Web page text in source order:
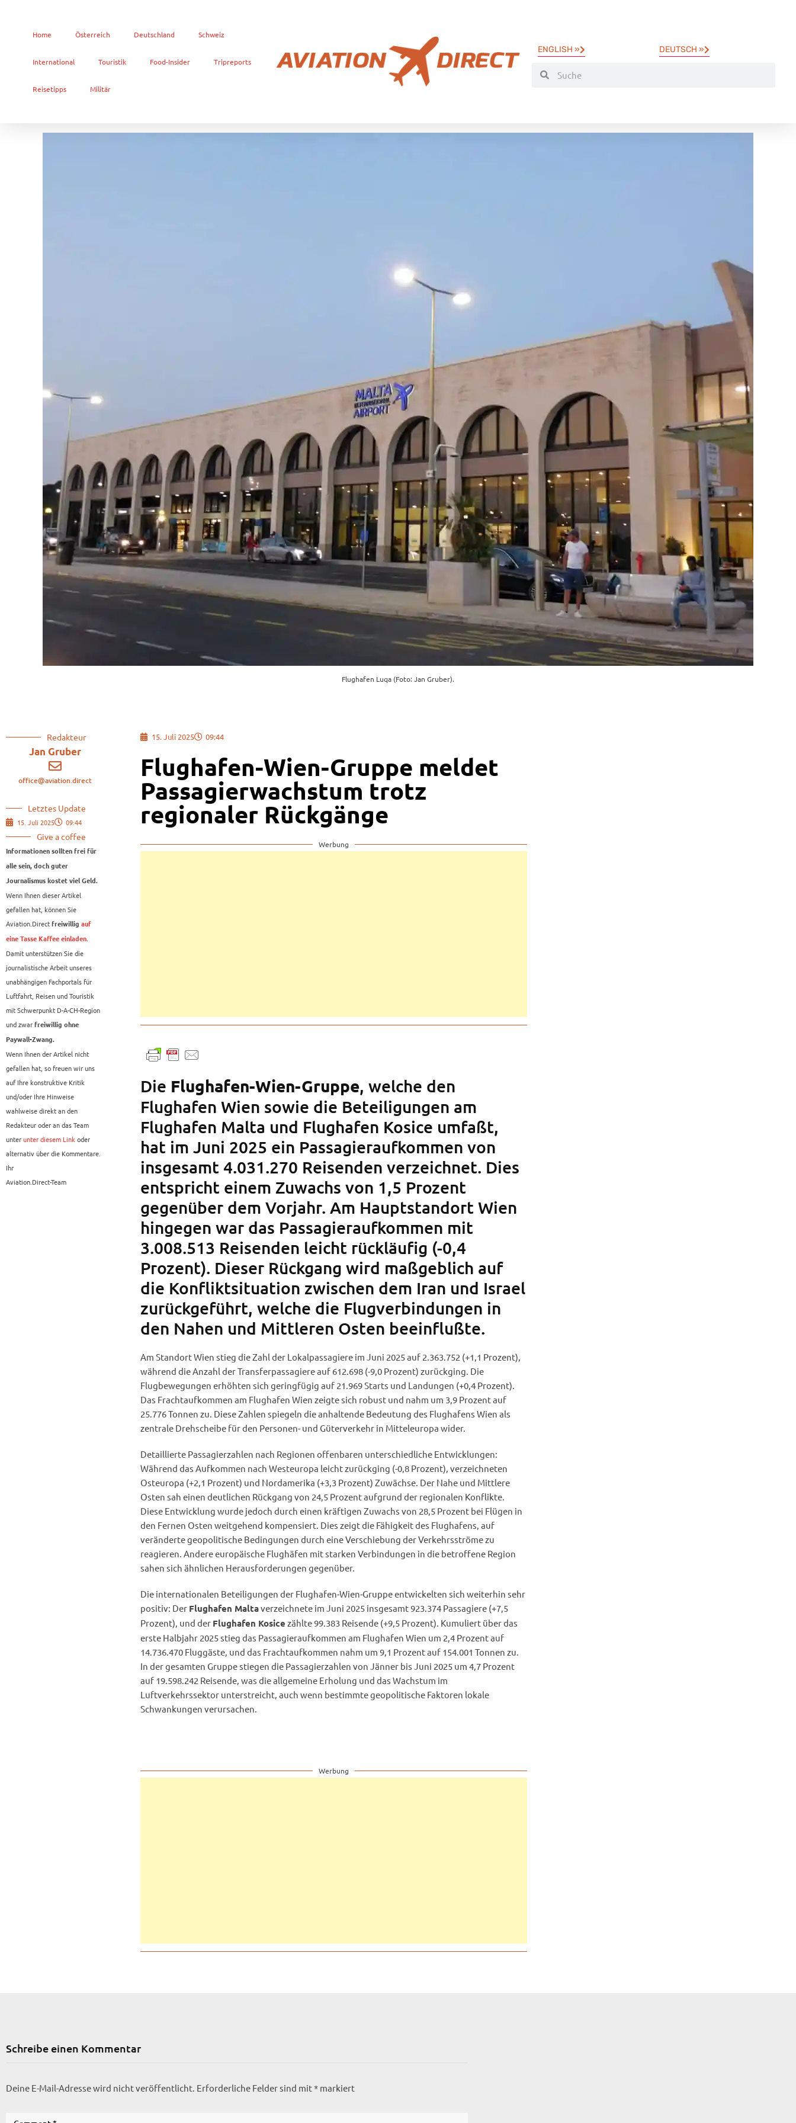
Home Österreich Deutschland Schweiz
International Touristik Food-Insider Tripreports
Reisetipps Militär
ENGLISH » DEUTSCH »
Flughafen Luqa (Foto: Jan Gruber).
Redakteur
Jan Gruber
office@aviation.direct
Letztes Update
15. Juli 2025 09:44
Give a coffee
Informationen sollten frei für
alle sein, doch guter
Journalismus kostet viel Geld.
Wenn Ihnen dieser Artikel
gefallen hat, können Sie
Aviation.Direct freiwillig auf
eine Tasse Kaffee einladen.
Damit unterstützen Sie die
journalistische Arbeit unseres
unabhängigen Fachportals für
Luftfahrt, Reisen und Touristik
mit Schwerpunkt D-A-CH-Region
und zwar freiwillig ohne
Paywall-Zwang.
Wenn Ihnen der Artikel nicht
gefallen hat, so freuen wir uns
auf Ihre konstruktive Kritik
und/oder Ihre Hinweise
wahlweise direkt an den
Redakteur oder an das Team
unterunter diesem Linkoder
alternativ über die Kommentare.
Ihr
Aviation.Direct-Team
15. Juli 2025 09:44
Flughafen-Wien-Gruppe meldet
Passagierwachstum trotz
regionaler Rückgänge
Werbung
Die Flughafen-Wien-Gruppe, welche den
Flughafen Wien sowie die Beteiligungen am
Flughafen Malta und Flughafen Kosice umfaßt,
hat im Juni 2025 ein Passagieraufkommen von
insgesamt 4.031.270 Reisenden verzeichnet. Dies
entspricht einem Zuwachs von 1,5 Prozent
gegenüber dem Vorjahr. Am Hauptstandort Wien
hingegen war das Passagieraufkommen mit
3.008.513 Reisenden leicht rückläufig (-0,4
Prozent). Dieser Rückgang wird maßgeblich auf
die Konfliktsituation zwischen dem Iran und Israel
zurückgeführt, welche die Flugverbindungen in
den Nahen und Mittleren Osten beeinflußte.
Am Standort Wien stieg die Zahl der Lokalpassagiere im Juni 2025 auf 2.363.752 (+1,1 Prozent),
während die Anzahl der Transferpassagiere auf 612.698 (-9,0 Prozent) zurückging. Die
Flugbewegungen erhöhten sich geringfügig auf 21.969 Starts und Landungen (+0,4 Prozent).
Das Frachtaufkommen am Flughafen Wien zeigte sich robust und nahm um 3,9 Prozent auf
25.776 Tonnen zu. Diese Zahlen spiegeln die anhaltende Bedeutung des Flughafens Wien als
zentrale Drehscheibe für den Personen- und Güterverkehr in Mitteleuropa wider.
Detaillierte Passagierzahlen nach Regionen offenbaren unterschiedliche Entwicklungen:
Während das Aufkommen nach Westeuropa leicht zurückging (-0,8 Prozent), verzeichneten
Osteuropa (+2,1 Prozent) und Nordamerika (+3,3 Prozent) Zuwächse. Der Nahe und Mittlere
Osten sah einen deutlichen Rückgang von 24,5 Prozent aufgrund der regionalen Konflikte.
Diese Entwicklung wurde jedoch durch einen kräftigen Zuwachs von 28,5 Prozent bei Flügen in
den Fernen Osten weitgehend kompensiert. Dies zeigt die Fähigkeit des Flughafens, auf
veränderte geopolitische Bedingungen durch eine Verschiebung der Verkehrsströme zu
reagieren. Andere europäische Flughäfen mit starken Verbindungen in die betroffene Region
sahen sich ähnlichen Herausforderungen gegenüber.
Die internationalen Beteiligungen der Flughafen-Wien-Gruppe entwickelten sich weiterhin sehr
positiv: Der Flughafen Maltaverzeichnete im Juni 2025 insgesamt 923.374 Passagiere (+7,5
Prozent), und der Flughafen Kosice zählte 99.383 Reisende (+9,5 Prozent). Kumuliert über das
erste Halbjahr 2025 stieg das Passagieraufkommen am Flughafen Wien um 2,4 Prozent auf
14.736.470 Fluggäste, und das Frachtaufkommen nahm um 9,1 Prozent auf 154.001 Tonnen zu.
In der gesamten Gruppe stiegen die Passagierzahlen von Jänner bis Juni 2025 um 4,7 Prozent
auf 19.598.242 Reisende, was die allgemeine Erholung und das Wachstum im
Luftverkehrssektor unterstreicht, auch wenn bestimmte geopolitische Faktoren lokale
Schwankungen verursachen.
Werbung
Schreibe einen Kommentar
Deine E-Mail-Adresse wird nicht veröffentlicht. Erforderliche Felder sind mit* markiert